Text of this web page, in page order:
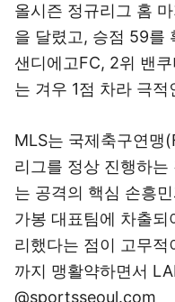
올시즌 정규리그 홈
을 달렸고, 승점 59를
샌디에고FC, 2위 밴
는 겨우 1점 차라 극
MLS는 국제축구연맹
리그를 정상 진행하
는 공격의 핵심 손흥
가봉 대표팀에 차출
리했다는 점이 고무
까지 맹활약하면서
@sportsseoul.com